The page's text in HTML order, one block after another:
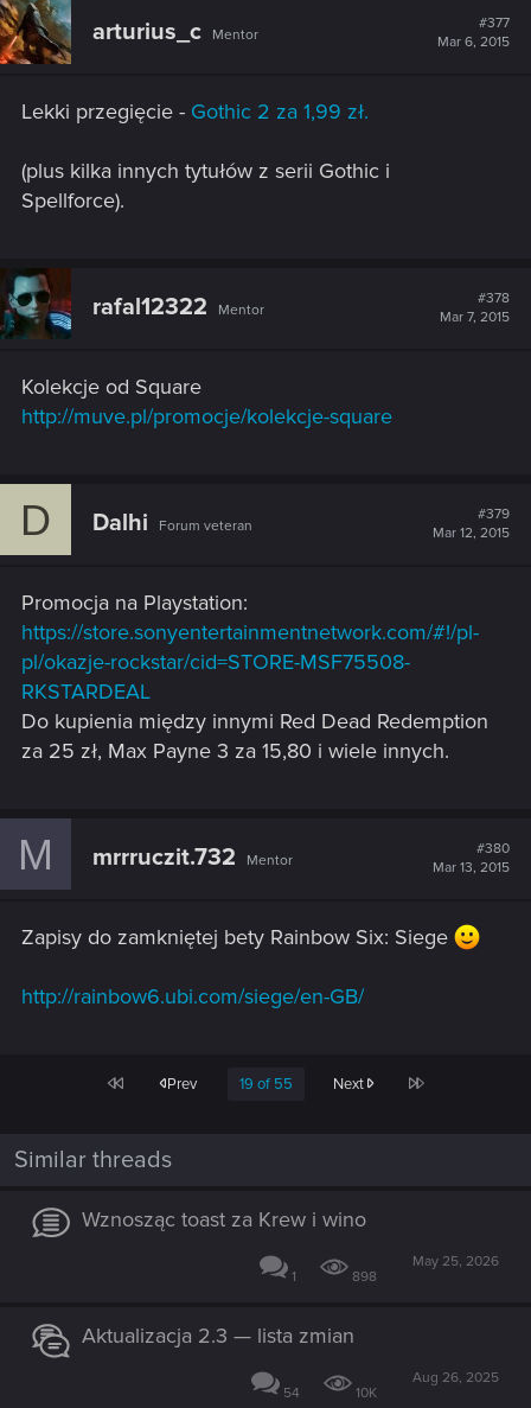
arturius_c Mentor
#377
Mar 6, 2015
Lekki przegięcie - Gothic 2 za 1,99 zł.
(plus kilka innych tytułów z serii Gothic i
Spellforce).
rafal12322 Mentor
#378
Mar 7, 2015
Kolekcje od Square
http://muve.pl/promocje/kolekcje-square
D Dalhi Forum veteran
#379
Mar 12, 2015
Promocja na Playstation:
https://store.sonyentertainmentnetwork.com/#!/pl-
pl/okazje-rockstar/cid=STORE-MSF75508-
RKSTARDEAL
Do kupienia między innymi Red Dead Redemption
za 25 zł, Max Payne 3 za 15,80 i wiele innych.
M mrrruczit.732 Mentor
#380
Mar 13, 2015
Zapisy do zamkniętej bety Rainbow Six: Siege
http://rainbow6.ubi.com/siege/en-GB/
First Prev 19 of 55 Next Last
Similar threads
Wznosząc toast za Krew i wino
1 898
May 25, 2026
Aktualizacja 2.3 — lista zmian
54 10K
Aug 26, 2025